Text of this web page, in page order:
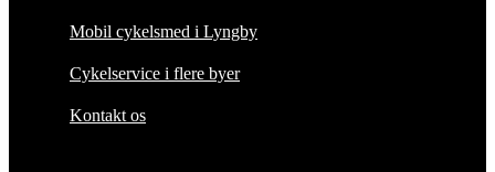
Mobil cykelsmed i Lyngby
Cykelservice i flere byer
Kontakt os